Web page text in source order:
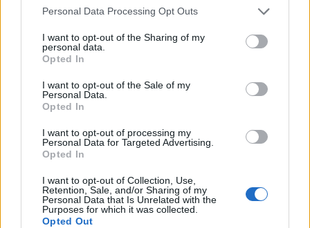
Personal Data Processing Opt Outs
I want to opt-out of the Sharing of my
personal data.
Opted In
I want to opt-out of the Sale of my
Personal Data.
Opted In
I want to opt-out of processing my
Personal Data for Targeted Advertising.
Opted In
I want to opt-out of Collection, Use,
Retention, Sale, and/or Sharing of my
Personal Data that Is Unrelated with the
Purposes for which it was collected.
Opted Out
Publicado13 de Diciembre del 2009
VALPA.